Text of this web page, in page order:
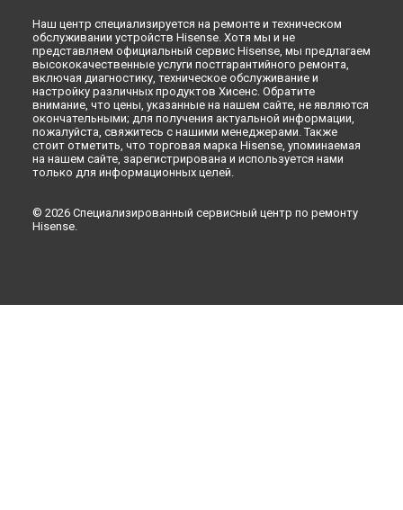
Наш центр специализируется на ремонте и техническом
обслуживании устройств Hisense. Хотя мы и не
представляем официальный сервис Hisense, мы предлагаем
высококачественные услуги постгарантийного ремонта,
включая диагностику, техническое обслуживание и
настройку различных продуктов Хисенс. Обратите
внимание, что цены, указанные на нашем сайте, не являются
окончательными; для получения актуальной информации,
пожалуйста, свяжитесь с нашими менеджерами. Также
стоит отметить, что торговая марка Hisense, упоминаемая
на нашем сайте, зарегистрирована и используется нами
только для информационных целей.
© 2026 Специализированный сервисный центр по ремонту
Hisense.